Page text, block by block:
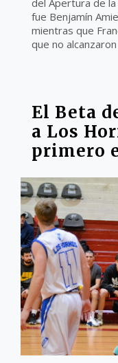
fue Benjamín
mientras que
que no
El Beta
a Los
primero